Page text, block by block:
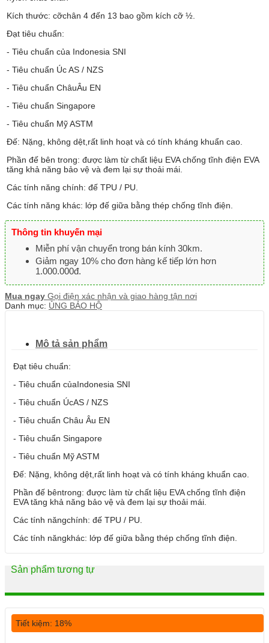
Kích thước: cỡchân 4 đến 13 bao gồm kích cỡ ½.
Đạt tiêu chuẩn:
- Tiêu chuẩn của Indonesia SNI
- Tiêu chuẩn Úc AS / NZS
- Tiêu chuẩn ChâuÂu EN
- Tiêu chuẩn Singapore
- Tiêu chuẩn Mỹ ASTM
Đế: Nặng, không dệt,rất linh hoạt và có tính kháng khuẩn cao.
Phần đế bên trong: được làm từ chất liệu EVA chống tĩnh điện EVA
tăng khả năng bảo vệ và đem lại sự thoải mái.
Các tính năng chính: đế TPU / PU.
Các tính năng khác: lớp đế giữa bằng thép chống tĩnh điện.
Thông tin khuyến mại
Miễn phí vận chuyển trong bán kính 30km.
Giảm ngay 10% cho đơn hàng kế tiếp lớn hơn
1.000.000đ.
Mua ngay Gọi điện xác nhận và giao hàng tận nơi
Danh mục: ỦNG BẢO HỘ
Mô tả sản phẩm
Đạt tiêu chuẩn:
- Tiêu chuẩn củaIndonesia SNI
- Tiêu chuẩn ÚcAS / NZS
- Tiêu chuẩn Châu Âu EN
- Tiêu chuẩn Singapore
- Tiêu chuẩn Mỹ ASTM
Đế: Nặng, không dệt,rất linh hoạt và có tính kháng khuẩn cao.
Phần đế bêntrong: được làm từ chất liệu EVA chống tĩnh điện
EVA tăng khả năng bảo vệ và đem lại sự thoải mái.
Các tính năngchính: đế TPU / PU.
Các tính năngkhác: lớp đế giữa bằng thép chống tĩnh điện.
Sản phẩm tương tự
Tiết kiệm: 18%